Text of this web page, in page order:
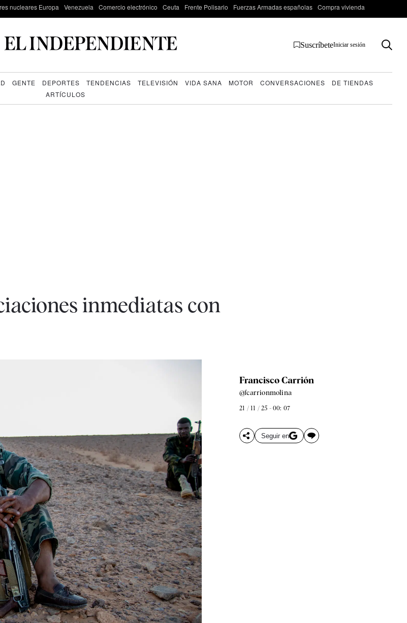
nucleares Europa Venezuela Comercio electrónico Ceuta Frente Polisario Fuerzas Armadas españolas Compra vivienda
SuscríbeteIniciar sesión
GENTE DEPORTES TENDENCIAS TELEVISIÓN VIDA SANA MOTOR CONVERSACIONES
DE TIENDAS
ARTÍCULOS
inmediatas con
Francisco Carrión
@fcarrionmolina
21 / 11 / 25 - 00: 07
Seguir en